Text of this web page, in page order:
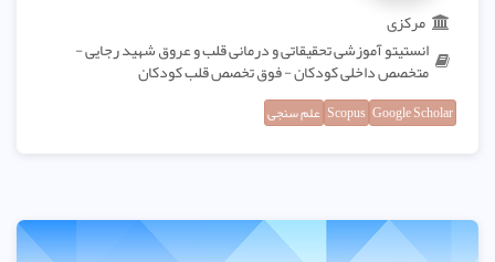
مرکزی
انستیتو آموزشی تحقیقاتی و درمانی قلب و عروق شهید رجایی -
متخصص داخلی کودکان - فوق تخصص قلب کودکان
Google Scholar
Scopus علم سنجی